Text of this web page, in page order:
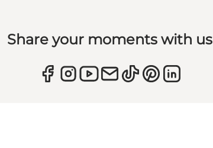
Share your moments with us